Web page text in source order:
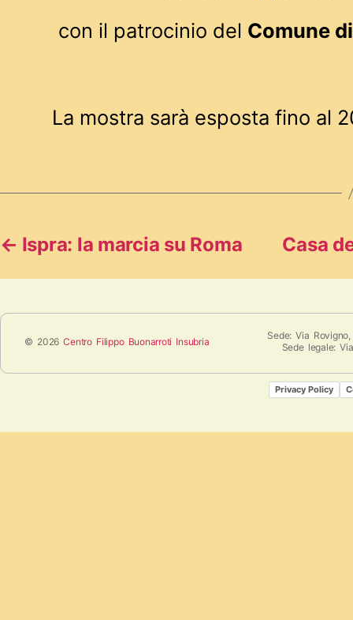
con il patrocinio del Comune
La mostra sarà esposta fino al
← Ispra: la marcia su Roma Casa
© 2026Centro Filippo Buonarroti Insubria
Sede: Via
Sede legale:
Privacy Policy